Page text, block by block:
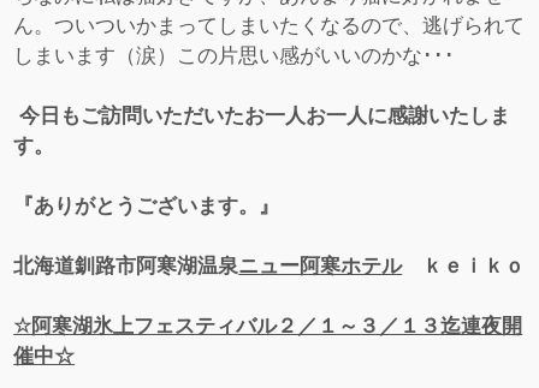
ん。ついついかまってしまいたくなるので、逃げられて
しまいます（涙）この片思い感がいいのかな･･･
今日もご訪問いただいたお一人お一人に感謝いたしま
す。
『ありがとうございます。』
北海道釧路市阿寒湖温泉ニュー阿寒ホテルｋｅｉｋｏ
☆阿寒湖氷上フェスティバル２／１～３／１３迄連夜開
催中☆